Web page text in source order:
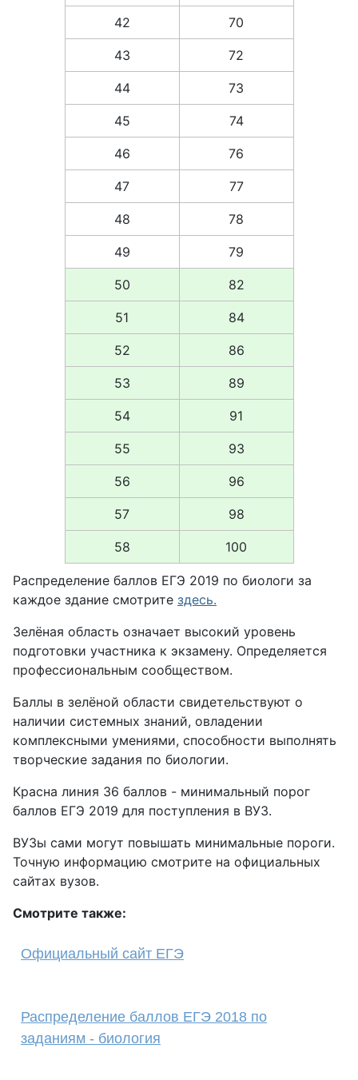
42 70
43 72
44 73
45 74
46 76
47 77
48 78
49 79
50 82
51 84
52 86
53 89
54 91
55 93
56 96
57 98
58 100
Распределение баллов ЕГЭ 2019 по биологи за
каждое здание смотрите здесь.
Зелёная область означает высокий уровень
подготовки участника к экзамену. Определяется
профессиональным сообществом.
Баллы в зелёной области свидетельствуют о
наличии системных знаний, овладении
комплексными умениями, способности выполнять
творческие задания по биологии.
Красна линия 36 баллов - минимальный порог
баллов ЕГЭ 2019 для поступления в ВУЗ.
ВУЗы сами могут повышать минимальные пороги.
Точную информацию смотрите на официальных
сайтах вузов.
Смотрите также:
Официальный сайт ЕГЭ
Распределение баллов ЕГЭ 2018 по
заданиям - биология